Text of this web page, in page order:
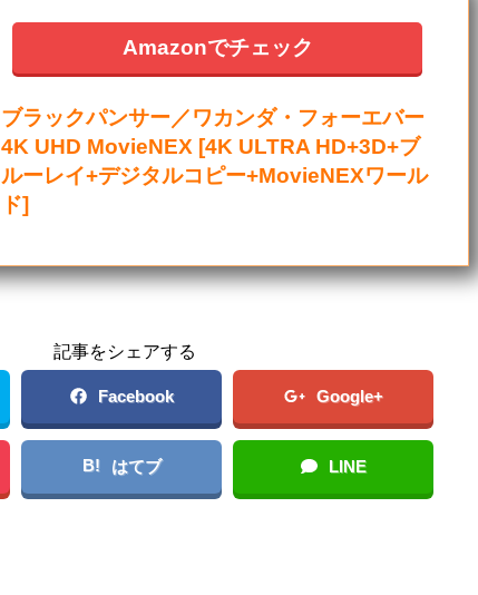
Amazonでチェック
ブラックパンサー／ワカンダ・フォーエバー
4K UHD MovieNEX [4K ULTRA HD+3D+ブ
ルーレイ+デジタルコピー+MovieNEXワール
ド]
記事をシェアする
Facebook Google+
B! はてブ LINE